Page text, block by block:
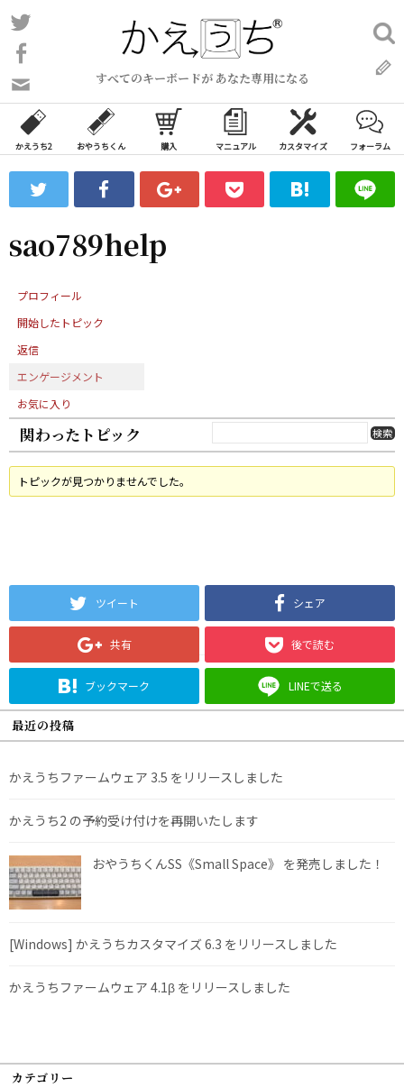
コ
ン
ン
ツ
ス
ッ
すべてのキーボードが あなた専用になる
い
合
わ
フ
ォ
ム
検
索:
かえうち2 おやうちくん 購入 マニュアル カスタマイズ フォーラム
sao789help
プロフィール
開始したトピック
返信
エンゲージメント
お気に入り
関わったトピック
トピックが見つかりませんでした。
ツイート シェア
共有 後で読む
ブックマーク LINEで送る
最近の投稿
かえうちファームウェア 3.5 をリリースしました
かえうち2 の予約受け付けを再開いたします
おやうちくんSS《Small Space》 を発売しました！
[Windows] かえうちカスタマイズ 6.3 をリリースしました
かえうちファームウェア 4.1β をリリースしました
カテゴリー